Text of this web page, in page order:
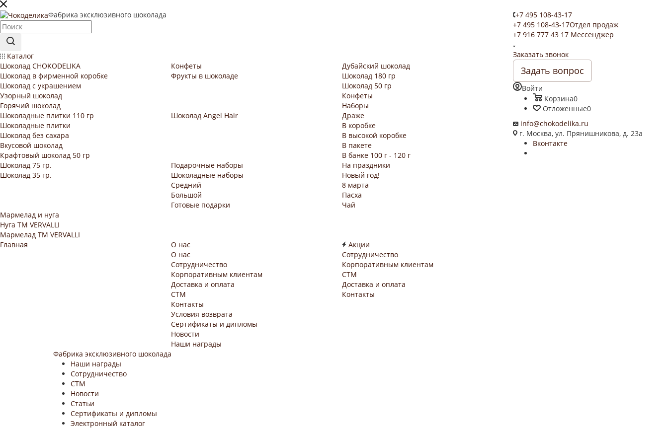
Фабрика эксклюзивного шоколада
Каталог
Шоколад CHOKODELIKA
Шоколад в фирменной коробке
Шоколад с украшением
Узорный шоколад
Горячий шоколад
Шоколадные плитки 110 гр
Шоколадные плитки
Шоколад без сахара
Вкусовой шоколад
Крафтовый шоколад 50 гр
Шоколад 75 гр.
Шоколад 35 гр.
Конфеты
Фрукты в шоколаде
Дубайский шоколад
Шоколад 180 гр
Шоколад 50 гр
Конфеты
Наборы
Шоколад Angel Hair
Драже
В коробке
В высокой коробке
В пакете
В банке 100 г - 120 г
Подарочные наборы
Шоколадные наборы
Средний
Большой
Готовые подарки
На праздники
Новый год!
8 марта
Пасха
Чай
Мармелад и нуга
Нуга ТМ VERVALLI
Мармелад ТМ VERVALLI
Главная
О нас
О нас
Сотрудничество
Корпоративным клиентам
Доставка и оплата
СТМ
Контакты
Условия возврата
Сертификаты и дипломы
Новости
Наши награды
Акции
Сотрудничество
Корпоративным клиентам
СТМ
Доставка и оплата
Контакты
+7 495 108-43-17
+7 495 108-43-17Отдел продаж
+7 916 777 43 17 Мессенджер
Заказать звонок
Задать вопрос
Войти
Корзина0
Отложенные0
info@chokodelika.ru
г. Москва, ул. Прянишникова, д. 23а
Вконтакте
Фабрика эксклюзивного шоколада
Наши награды
Сотрудничество
СТМ
Новости
Статьи
Сертификаты и дипломы
Электронный каталог